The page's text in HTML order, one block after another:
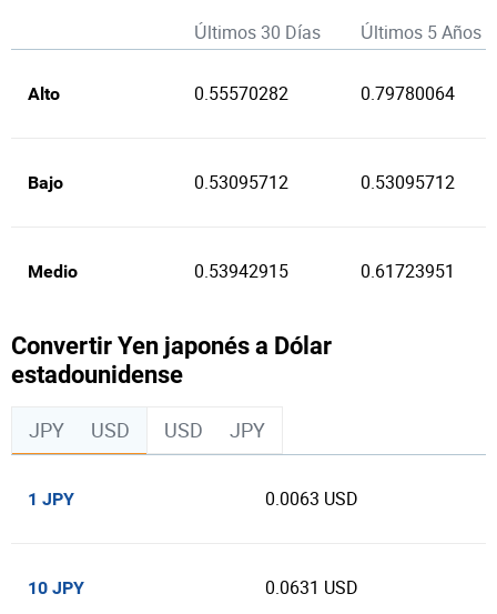
Últimos 30 Días Últimos 5 Años
Alto 0.55570282 0.79780064
Bajo 0.53095712 0.53095712
Medio 0.53942915 0.61723951
Convertir Yen japonés a Dólar
estadounidense
JPY USD USD JPY
1 JPY 0.0063 USD
10 JPY 0.0631 USD